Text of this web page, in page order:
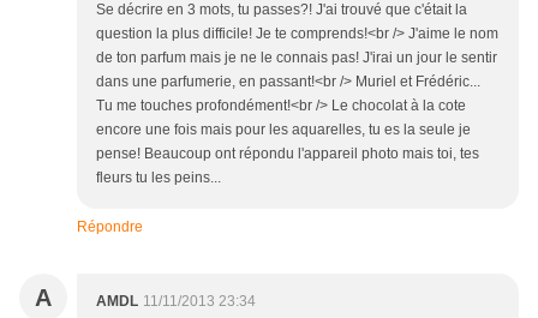
Se décrire en 3 mots, tu passes?! J'ai trouvé que c'était la
question la plus difficile! Je te comprends!<br /> J'aime le nom
de ton parfum mais je ne le connais pas! J'irai un jour le sentir
dans une parfumerie, en passant!<br /> Muriel et Frédéric...
Tu me touches profondément!<br /> Le chocolat à la cote
encore une fois mais pour les aquarelles, tu es la seule je
pense! Beaucoup ont répondu l'appareil photo mais toi, tes
fleurs tu les peins...
Répondre
A AMDL 11/11/2013 23:34